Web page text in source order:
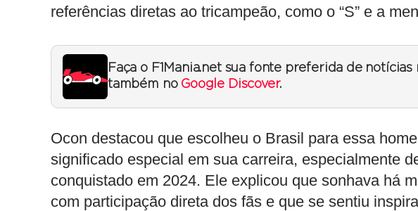
referências diretas ao tricampeão, como o “S” e a
Faça o F1Mania.net sua fonte preferida de notícias
também no Google Discover.
Ocon destacou que escolheu o Brasil para essa
significado especial em sua carreira, especialmente
conquistado em 2024. Ele explicou que sonhava há
com participação direta dos fãs e que se sentiu